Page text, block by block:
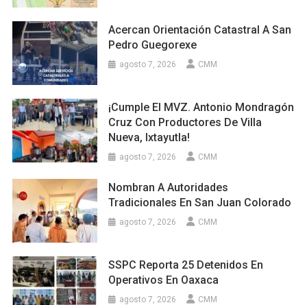
Acercan Orientación Catastral A San
Pedro Guegorexe
agosto 7, 2026 CMM
¡Cumple El MVZ. Antonio Mondragón
Cruz Con Productores De Villa
Nueva, Ixtayutla!
agosto 7, 2026 CMM
Nombran A Autoridades
Tradicionales En San Juan Colorado
agosto 7, 2026 CMM
SSPC Reporta 25 Detenidos En
Operativos En Oaxaca
agosto 7, 2026 CMM